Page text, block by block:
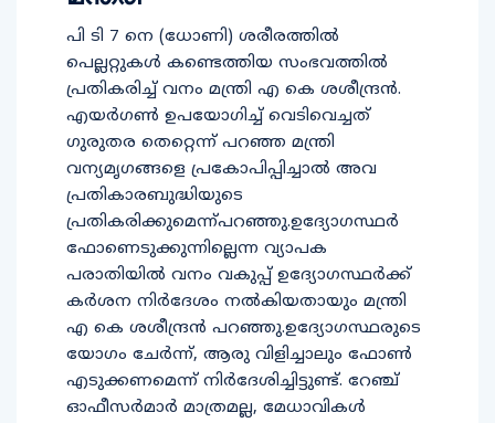
പി ടി 7 നെ (ധോണി) ശരീരത്തില്‍
പെല്ലറ്റുകള്‍ കണ്ടെത്തിയ സംഭവത്തില്‍
പ്രതികരിച്ച് വനം മന്ത്രി എ കെ ശശീന്ദ്രൻ.
എയർഗൺ ഉപയോഗിച്ച് വെടിവെച്ചത്
ഗുരുതര തെറ്റെന്ന് പറഞ്ഞ മന്ത്രി
വന്യമൃഗങ്ങളെ പ്രകോപിപ്പിച്ചാല്‍ അവ
പ്രതികാരബുദ്ധിയുടെ
പ്രതികരിക്കുമെന്ന്പറഞ്ഞു.ഉദ്യോഗസ്ഥർ
ഫോണെടുക്കുന്നില്ലെന്ന വ്യാപക
പരാതിയിൽ വനം വകുപ്പ് ഉദ്യോഗസ്ഥർക്ക്
കർശന നിർദേശം നൽകിയതായും മന്ത്രി
എ കെ ശശീന്ദ്രൻ പറഞ്ഞു.ഉദ്യോഗസ്ഥരുടെ
യോഗം ചേര്‍ന്ന്, ആരു വിളിച്ചാലും ഫോണ്‍
എടുക്കണമെന്ന് നിര്‍ദേശിച്ചിട്ടുണ്ട്. റേഞ്ച്
ഓഫീസര്‍മാര്‍ മാത്രമല്ല, മേധാവികള്‍